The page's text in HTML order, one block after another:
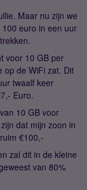
Maar nu zijn we
euro in een uur
voor 10 GB per
op de WiFi zat. Dit
twaalf keer
Euro.
10 GB voor
dat mijn zoon in
€100,-
zal dit in de kleine
van 80%